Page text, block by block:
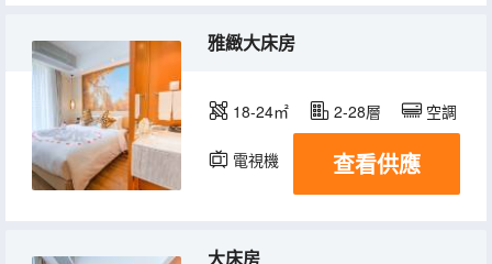
雅緻大床房
18-24㎡ 2-28層 空調
電視機 查看供應
大床房